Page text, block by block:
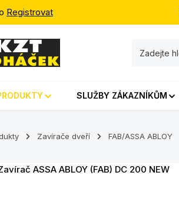
navigaci
Registrovat
SLUŽBY ZÁKAZNÍKŮM
Zavírače dveří FAB/ASSA ABLOY
obrázků